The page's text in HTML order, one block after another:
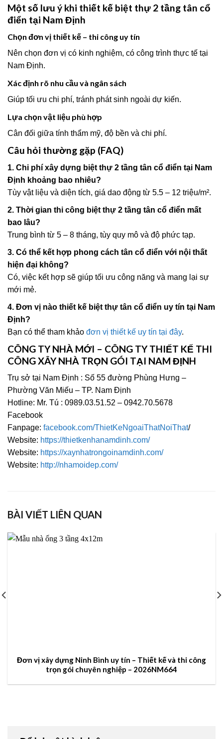
Một số lưu ý khi thiết kế biệt thự 2 tầng tân cổ
điển tại Nam Định
Chọn đơn vị thiết kế – thi công uy tín
Nên chọn đơn vị có kinh nghiệm, có công trình thực tế tại
Nam Định.
Xác định rõ nhu cầu và ngân sách
Giúp tối ưu chi phí, tránh phát sinh ngoài dự kiến.
Lựa chọn vật liệu phù hợp
Cân đối giữa tính thẩm mỹ, độ bền và chi phí.
Câu hỏi thường gặp (FAQ)
1. Chi phí xây dựng biệt thự 2 tầng tân cổ điển tại Nam
Định khoảng bao nhiêu?
Tùy vật liệu và diện tích, giá dao động từ 5.5 – 12 triệu/m².
2. Thời gian thi công biệt thự 2 tầng tân cổ điển mất
bao lâu?
Trung bình từ 5 – 8 tháng, tùy quy mô và độ phức tạp.
3. Có thể kết hợp phong cách tân cổ điển với nội thất
hiện đại không?
Có, việc kết hợp sẽ giúp tối ưu công năng và mang lại sự
mới mẻ.
4. Đơn vị nào thiết kế biệt thự tân cổ điển uy tín tại Nam
Định?
Bạn có thể tham khảo đơn vị thiết kế uy tín tại đây.
CÔNG TY NHÀ MỚI – CÔNG TY THIẾT KẾ THI
CÔNG XÂY NHÀ TRỌN GÓI TẠI NAM ĐỊNH
Trụ sở tại Nam Định : Số 55 đường Phùng Hưng –
Phường Văn Miếu – TP. Nam Định
Hotline: Mr. Tú : 0989.03.51.52 – 0942.70.5678
Facebook
Fanpage: facebook.com/ThietKeNgoaiThatNoiThat/
Website: https://thietkenhanamdinh.com/
Website: https://xaynhatrongoinamdinh.com/
Website: http://nhamoidep.com/
BÀI VIẾT LIÊN QUAN
Đơn vị xây dựng Ninh Bình uy tín – Thiết kế và thi công
trọn gói chuyên nghiệp – 2026NM664